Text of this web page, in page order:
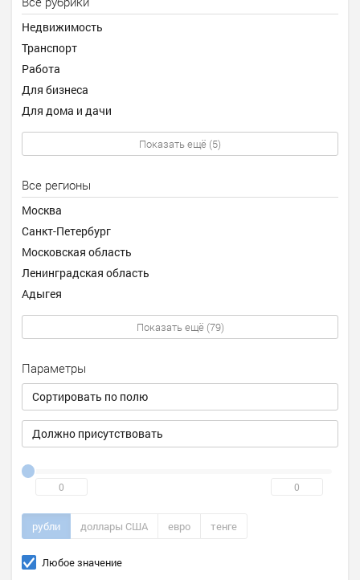
Недвижимость
Транспорт
Работа
Для бизнеса
Для дома и дачи
Показать ещё (5)
Все регионы
Москва
Санкт-Петербург
Московская область
Ленинградская область
Адыгея
Показать ещё (79)
Параметры
Сортировать по полю
Должно присутствовать
рубли доллары США евро тенге
Любое значение